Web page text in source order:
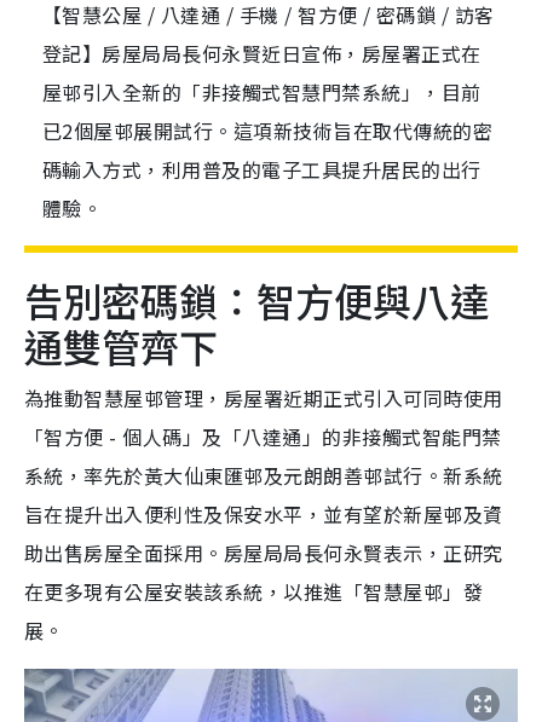
【智慧公屋 / 八達通 / 手機 / 智方便 / 密碼鎖 / 訪客
登記】房屋局局長何永賢近日宣佈，房屋署正式在
屋邨引入全新的「非接觸式智慧門禁系統」，目前
已2個屋邨展開試行。這項新技術旨在取代傳統的密
碼輸入方式，利用普及的電子工具提升居民的出行
體驗。
告別密碼鎖：智方便與八達
通雙管齊下
為推動智慧屋邨管理，房屋署近期正式引入可同時使用
「智方便 - 個人碼」及「八達通」的非接觸式智能門禁
系統，率先於黃大仙東匯邨及元朗朗善邨試行。新系統
旨在提升出入便利性及保安水平，並有望於新屋邨及資
助出售房屋全面採用。房屋局局長何永賢表示，正研究
在更多現有公屋安裝該系統，以推進「智慧屋邨」發
展。